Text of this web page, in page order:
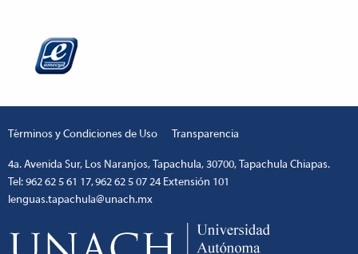
Términos y Condiciones de Uso Transparencia
4a. Avenida Sur, Los Naranjos, Tapachula, 30700, Tapachula Chiapas.
Tel: 962 62 5 61 17, 962 62 5 07 24 Extensión 101
lenguas.tapachula@unach.mx